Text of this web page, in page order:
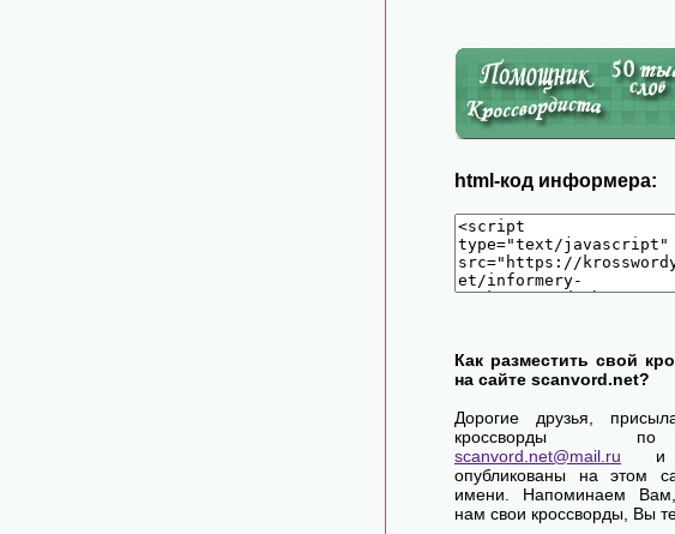
html-код информера:
Как разместить свой
на сайте scanvord.net?
Дорогие друзья,
кроссворды
scanvord.net@mail.ru и
опубликованы на этом
имени. Напоминаем
нам свои кроссворды, Вы